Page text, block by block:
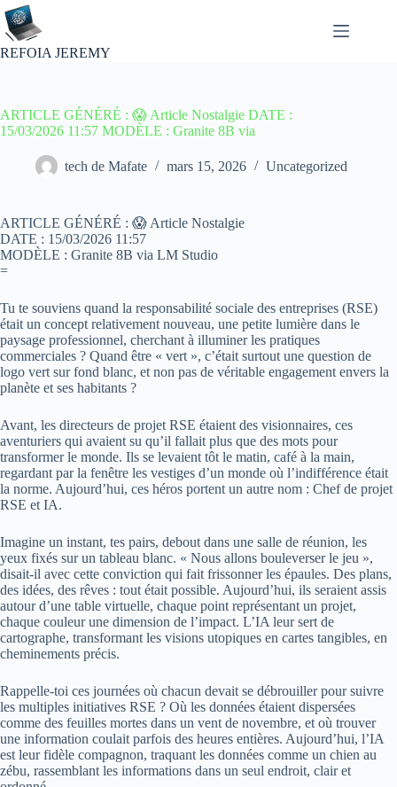
Passer
au
contenu
REFOIA JEREMY
ARTICLE GÉNÉRÉ : 😱 Article Nostalgie DATE :
15/03/2026 11:57 MODÈLE : Granite 8B via
tech de Mafate mars 15, 2026 Uncategorized
ARTICLE GÉNÉRÉ : 😱 Article Nostalgie
DATE : 15/03/2026 11:57
MODÈLE : Granite 8B via LM Studio
=
Tu te souviens quand la responsabilité sociale des entreprises (RSE)
était un concept relativement nouveau, une petite lumière dans le
paysage professionnel, cherchant à illuminer les pratiques
commerciales ? Quand être « vert », c’était surtout une question de
logo vert sur fond blanc, et non pas de véritable engagement envers la
planète et ses habitants ?
Avant, les directeurs de projet RSE étaient des visionnaires, ces
aventuriers qui avaient su qu’il fallait plus que des mots pour
transformer le monde. Ils se levaient tôt le matin, café à la main,
regardant par la fenêtre les vestiges d’un monde où l’indifférence était
la norme. Aujourd’hui, ces héros portent un autre nom : Chef de projet
RSE et IA.
Imagine un instant, tes pairs, debout dans une salle de réunion, les
yeux fixés sur un tableau blanc. « Nous allons bouleverser le jeu »,
disait-il avec cette conviction qui fait frissonner les épaules. Des plans,
des idées, des rêves : tout était possible. Aujourd’hui, ils seraient assis
autour d’une table virtuelle, chaque point représentant un projet,
chaque couleur une dimension de l’impact. L’IA leur sert de
cartographe, transformant les visions utopiques en cartes tangibles, en
cheminements précis.
Rappelle-toi ces journées où chacun devait se débrouiller pour suivre
les multiples initiatives RSE ? Où les données étaient dispersées
comme des feuilles mortes dans un vent de novembre, et où trouver
une information coulait parfois des heures entières. Aujourd’hui, l’IA
est leur fidèle compagnon, traquant les données comme un chien au
zébu, rassemblant les informations dans un seul endroit, clair et